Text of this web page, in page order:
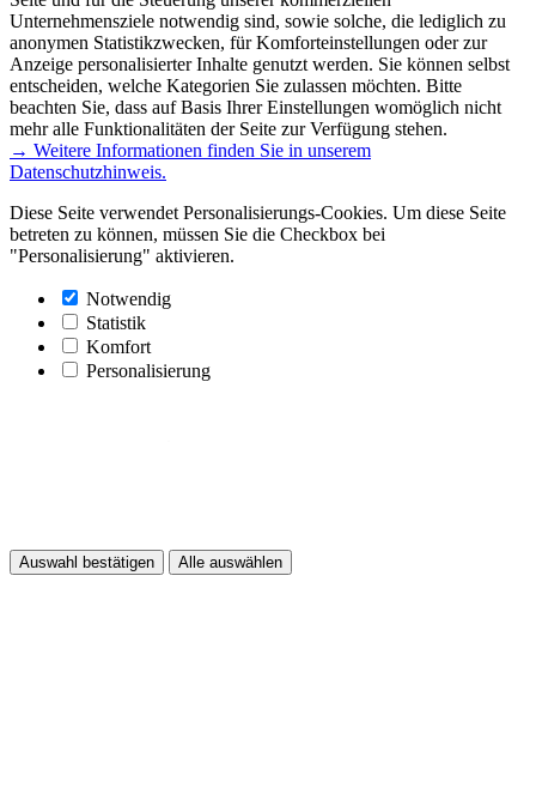
Unternehmensziele notwendig sind, sowie solche, die lediglich zu
anonymen Statistikzwecken, für Komforteinstellungen oder zur
Anzeige personalisierter Inhalte genutzt werden. Sie können selbst
entscheiden, welche Kategorien Sie zulassen möchten. Bitte
beachten Sie, dass auf Basis Ihrer Einstellungen womöglich nicht
mehr alle Funktionalitäten der Seite zur Verfügung stehen.
→ Weitere Informationen finden Sie in unserem
Datenschutzhinweis.
Diese Seite verwendet Personalisierungs-Cookies. Um diese Seite
betreten zu können, müssen Sie die Checkbox bei
"Personalisierung" aktivieren.
Notwendig
Statistik
Komfort
Personalisierung
Auswahl bestätigen Alle auswählen